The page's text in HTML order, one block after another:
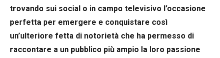
trovando sui social o in campo televisivo l’occasione
perfetta per emergere e conquistare così
un’ulteriore fetta di notorietà che ha permesso di
raccontare a un pubblico più ampio la loro passione